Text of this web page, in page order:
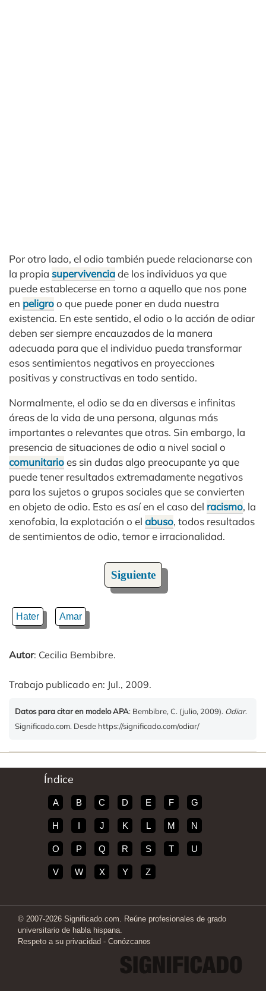
Por otro lado, el odio también puede relacionarse con
la propia supervivenciade los individuos ya que
puede establecerse en torno a aquello que nos pone
en peligroo que puede poner en duda nuestra
existencia. En este sentido, el odio o la acción de odiar
deben ser siempre encauzados de la manera
adecuada para que el individuo pueda transformar
esos sentimientos negativos en proyecciones
positivas y constructivas en todo sentido.
Normalmente, el odio se da en diversas e infinitas
áreas de la vida de una persona, algunas más
importantes o relevantes que otras. Sin embargo, la
presencia de situaciones de odio a nivel social o
comunitarioes sin dudas algo preocupante ya que
puede tener resultados extremadamente negativos
para los sujetos o grupos sociales que se convierten
en objeto de odio. Esto es así en el caso del racismo, la
xenofobia, la explotación o el abuso, todos resultados
de sentimientos de odio, temor e irracionalidad.
Siguiente
Hater Amar
Autor: Cecilia Bembibre.
Trabajo publicado en: Jul., 2009.
Datos para citar en modelo APA: Bembibre, C. (julio, 2009). Odiar.
Significado.com. Desde https://significado.com/odiar/
Índice
A B C D E F G
H I J K L M N
O P Q R S T U
V W X Y Z
© 2007-2026 Significado.com. Reúne profesionales de grado
universitario de habla hispana.
Respeto a su privacidad - Conózcanos